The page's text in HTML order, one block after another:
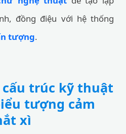
đồng điệu với hệ thống
tượng.
cấu trúc kỹ thuật
tượng cảm
xì